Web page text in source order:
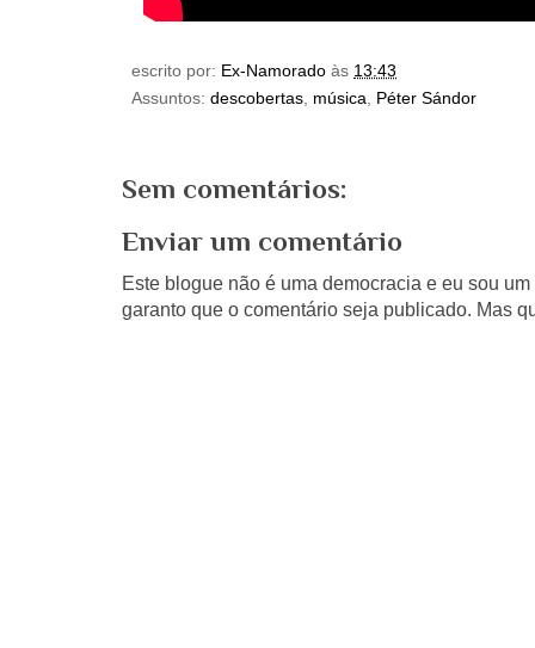
escrito por: Ex-Namorado às 13:43
Assuntos: descobertas música Péter Sándor
Sem comentários:
Enviar um comentário
Este blogue não é uma democracia e eu sou
garanto que o comentário seja publicado. Mas